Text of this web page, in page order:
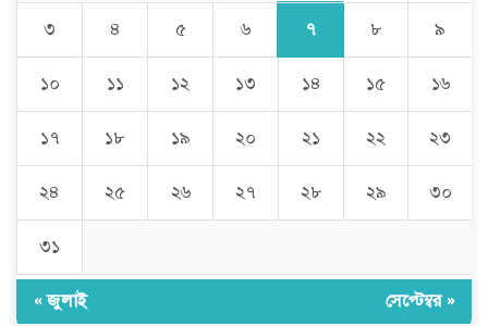
৩ ৪ ৫ ৬ ৭ ৮ ৯
১০ ১১ ১২ ১৩ ১৪ ১৫ ১৬
১৭ ১৮ ১৯ ২০ ২১ ২২ ২৩
২৪ ২৫ ২৬ ২৭ ২৮ ২৯ ৩০
৩১
« জুলাই সেপ্টেম্বর »